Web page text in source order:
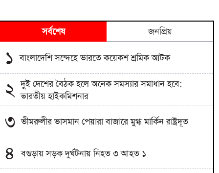
সর্বশেষ জনপ্রিয়
১ বাংলাদেশি সন্দেহে ভারতে কয়েকশ শ্রমিক আটক
২
দুই দেশের বৈঠক হলে অনেক সমস্যার সমাধান হবে:
ভারতীয় হাইকমিশনার
৩ ভীমরুলীর ভাসমান পেয়ারা বাজারে মুগ্ধ মার্কিন রাষ্ট্রদূত
৪ বগুড়ায় সড়ক দুর্ঘটনায় নিহত ৩ আহত ১